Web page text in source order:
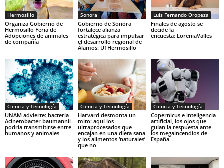
Hermosillo
Organiza Gobierno de
Hermosillo Feria de
Adopciones de animales
de compañía
Sonora
Gobierno de Sonora
fortalece alianza
estratégica para impulsar
el desarrollo regional de
Álamos: UTHermosillo
Luis Fernando Oropeza
Finales de agosto se
decide la
encuesta: LoreniaValles
Ciencia y Tecnología
UNAM advierte: bacteria
Acinetobacter baumannii
podría transmitirse entre
humanos y animales
Ciencia y Tecnología
Harvard desmonta un
mito: aquí los
ultraprocesados que
encajan en una dieta sana
y los alimentos ‘naturales’
que no
Ciencia y Tecnología
Copernicus e inteligencia
artificial, los ojos que
guían la respuesta ante
los megaincendios de
España